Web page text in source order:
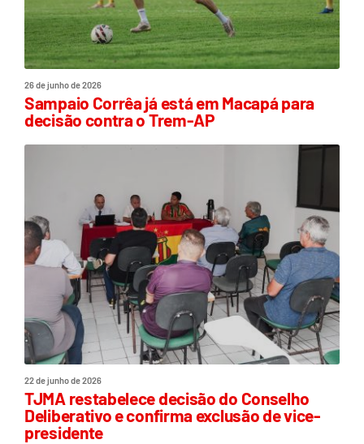
26 de junho de 2026
Sampaio Corrêa já está em Macapá para
decisão contra o Trem-AP
22 de junho de 2026
TJMA restabelece decisão do Conselho
Deliberativo e confirma exclusão de vice-
presidente